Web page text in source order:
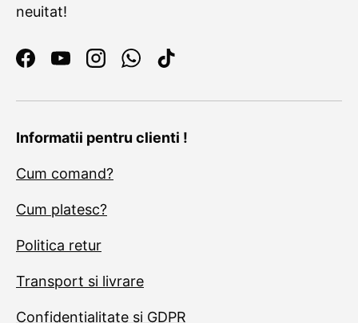
neuitat!
Facebook
YouTubeInstagram
WhatsApp
TikTok
Informatii pentru clienti !
Cum comand?
Cum platesc?
Politica retur
Transport si livrare
Confidentialitate si GDPR